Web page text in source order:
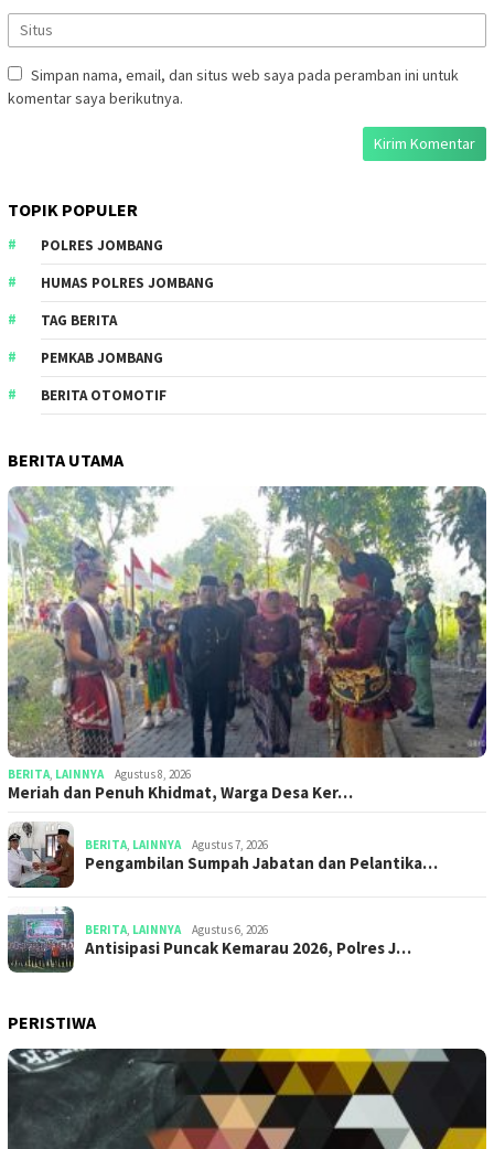
Simpan nama, email, dan situs web saya pada peramban ini untuk
komentar saya berikutnya.
TOPIK POPULER
POLRES JOMBANG
HUMAS POLRES JOMBANG
TAG BERITA
PEMKAB JOMBANG
BERITA OTOMOTIF
BERITA UTAMA
BERITA LAINNYA Agustus 8, 2026
Meriah dan Penuh Khidmat, Warga Desa Ker…
BERITA LAINNYA Agustus 7, 2026
Pengambilan Sumpah Jabatan dan Pelantika…
BERITA LAINNYA Agustus 6, 2026
Antisipasi Puncak Kemarau 2026, Polres J…
PERISTIWA